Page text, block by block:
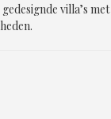
villa’s